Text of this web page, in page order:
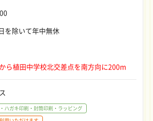
を除いて年中無休
ら植田中学校北交差点を南方向に200m
ハガキ印刷・封筒印刷・ラッピング